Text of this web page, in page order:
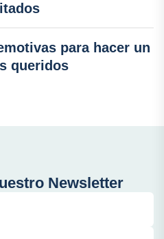
para hacer un
queridos
Newsletter